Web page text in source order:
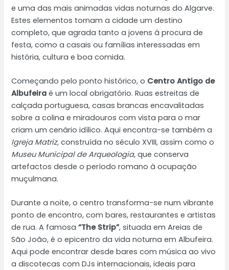
e uma das mais animadas vidas noturnas do Algarve.
Estes elementos tornam a cidade um destino
completo, que agrada tanto a jovens à procura de
festa, como a casais ou famílias interessadas em
história, cultura e boa comida.
Começando pelo ponto histórico, o Centro Antigo de
Albufeira é um local obrigatório. Ruas estreitas de
calçada portuguesa, casas brancas encavalitadas
sobre a colina e miradouros com vista para o mar
criam um cenário idílico. Aqui encontra-se também a
Igreja Matriz, construída no século XVIII, assim como o
Museu Municipal de Arqueologia, que conserva
artefactos desde o período romano à ocupação
muçulmana.
Durante a noite, o centro transforma-se num vibrante
ponto de encontro, com bares, restaurantes e artistas
de rua. A famosa“The Strip”, situada em Areias de
São João, é o epicentro da vida noturna em Albufeira.
Aqui pode encontrar desde bares com música ao vivo
a discotecas com DJs internacionais, ideais para